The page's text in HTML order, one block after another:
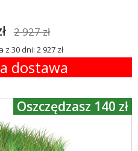
2 927 zł
30 dni: 2 927 zł
dostawa
Oszczędzasz 140 zł